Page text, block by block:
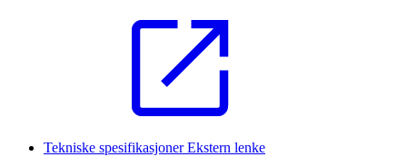
Tekniske spesifikasjonerEkstern lenke